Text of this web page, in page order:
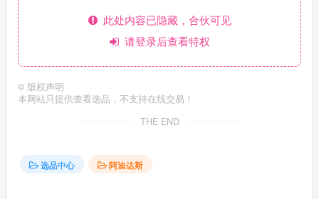
此处内容已隐藏，合伙可见
请登录后查看特权
© 版权声明
本网站只提供查看选品，不支持在线交易！
THE END
选品中心 阿迪达斯